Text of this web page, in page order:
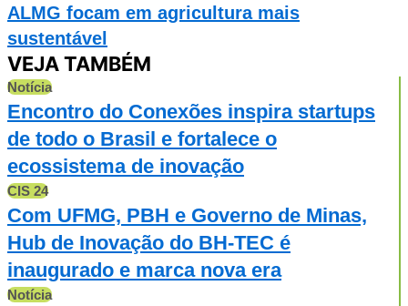
ALMG focam em agricultura mais
sustentável
VEJA TAMBÉM
Notícia
Encontro do Conexões inspira startups
de todo o Brasil e fortalece o
ecossistema de inovação
CIS 24
Com UFMG, PBH e Governo de Minas,
Hub de Inovação do BH-TEC é
inaugurado e marca nova era
Notícia